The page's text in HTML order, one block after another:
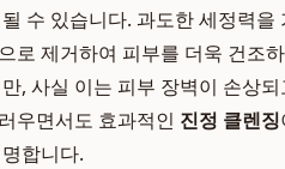
수 있습니다. 과도한 세정력
로 제거하여 피부를 더욱 건조
, 사실 이는 피부 장벽이 손상
우면서도 효과적인 진정 클렌징
합니다.